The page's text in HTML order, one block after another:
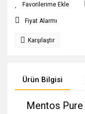
Fiyat Alarmı
Karşılaştır
Ürün Bilgisi
Mentos Pure